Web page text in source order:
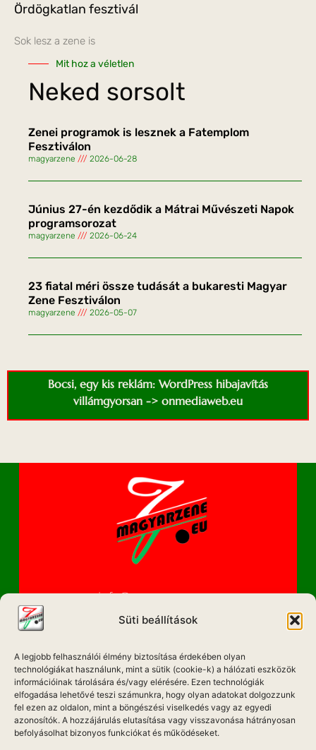
Süti beállítások
A legjobb felhasználói élmény biztosítása érdekében olyan
technológiákat használunk, mint a sütik (cookie-k) a hálózati eszközök
információinak tárolására és/vagy elérésére. Ezen technológiák
elfogadása lehetővé teszi számunkra, hogy olyan adatokat dolgozzunk
fel ezen az oldalon, mint a böngészési viselkedés vagy az egyedi
azonosítók. A hozzájárulás elutasítása vagy visszavonása hátrányosan
befolyásolhat bizonyos funkciókat és működéseket.
Ördögkatlan fesztivál
Sok lesz a zene is
Mit hoz a véletlen
Neked sorsolt
Zenei programok is lesznek a Fatemplom
Fesztiválon
magyarzene 2026-06-28
Június 27-én kezdődik a Mátrai Művészeti Napok
programsorozat
magyarzene 2026-06-24
23 fiatal méri össze tudását a bukaresti Magyar
Zene Fesztiválon
magyarzene 2026-05-07
Bocsi, egy kis reklám: WordPress hibajavítás
villámgyorsan -> onmediaweb.eu
info@magyarzene.eu
IMPRESSZUM
ETIKAI KÓDEX
MÉDIA AJÁNLAT
ADATKEZELÉSI NYILATKOZAT